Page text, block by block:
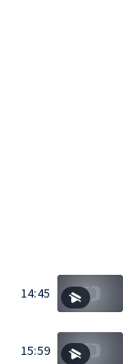
14:45
15:59